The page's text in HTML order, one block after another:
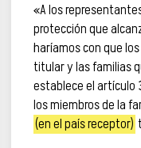
«A los
protección que
haríamos con que
titular y las familias
establece el artículo
los miembros de la
(en el país receptor)